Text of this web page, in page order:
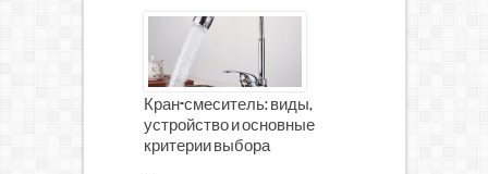
Кран-смеситель: виды,
устройство и основные
критерии выбора